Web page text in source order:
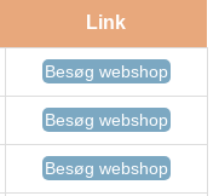
Link
Besøg webshop
Besøg webshop
Besøg webshop